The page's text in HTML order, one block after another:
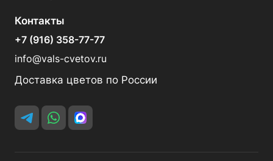
Контакты
+7 (916) 358-77-77
info@vals-cvetov.ru
Доставка цветов по России